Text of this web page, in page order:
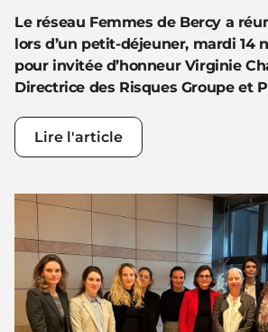
Le réseau Femmes de Bercy a
lors d’un petit-déjeuner, mardi 14
pour invitée d’honneur Virginie
Directrice des Risques Groupe et
Lire l'article